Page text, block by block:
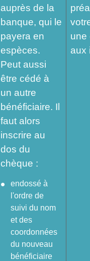
auprès de la
banque, qui le
payera en
espèces.
Peut aussi
être cédé à
un autre
bénéficiaire. Il
faut alors
inscrire au
dos du
chèque :
endossé à
l'ordre de
suivi du nom
et des
coordonnées
du nouveau
bénéficiaire
une
aux